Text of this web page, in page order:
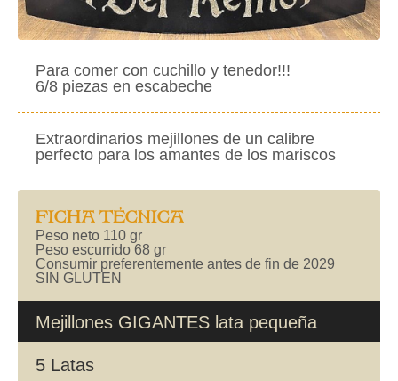
Para comer con cuchillo y tenedor!!!
6/8 piezas en escabeche
Extraordinarios mejillones de un calibre
perfecto para los amantes de los mariscos
FICHA TÉCNICA
Peso neto 110 gr
Peso escurrido 68 gr
Consumir preferentemente antes de fin de 2029
SIN GLUTEN
Mejillones GIGANTES lata pequeña
5 Latas